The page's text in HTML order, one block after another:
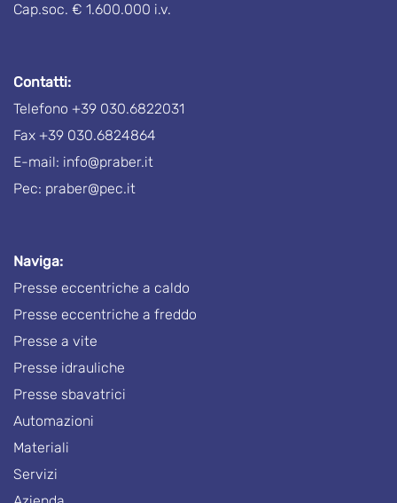
Cap.soc. € 1.600.000 i.v.
Contatti:
Telefono +39 030.6822031
Fax +39 030.6824864
E-mail: info@praber.it
Pec: praber@pec.it
Naviga:
Presse eccentriche a caldo
Presse eccentriche a freddo
Presse a vite
Presse idrauliche
Presse sbavatrici
Automazioni
Materiali
Servizi